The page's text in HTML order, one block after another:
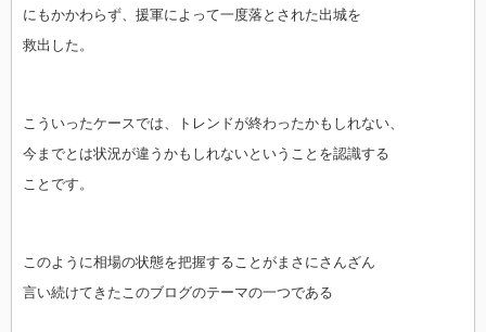
にもかかわらず、援軍によって一度落とされた出城を
救出した。
こういったケースでは、トレンドが終わったかもしれない、
今までとは状況が違うかもしれないということを認識する
ことです。
このように相場の状態を把握することがまさにさんざん
言い続けてきたこのブログのテーマの一つである